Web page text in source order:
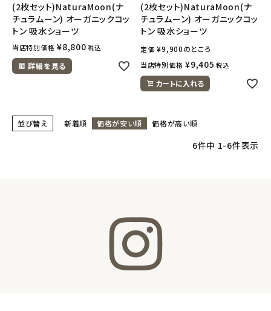
アカウント情報
ようこそ ゲスト 様
meeting_room ログイン 会員登録
(2枚セット)NaturaMoon(ナ
チュラムーン) オーガニックコッ
トン 吸水ショーツ
当店特別価格 ¥8,800 税込
詳細を見る
(2枚セット)NaturaMoon(ナ
チュラムーン) オーガニックコッ
トン 吸水ショーツ
定価 ¥9,900のところ
当店特別価格 ¥9,405 税込
カートに入れる
並び替え 新着順 価格が安い順 価格が高い順
6件中 1-6件表示